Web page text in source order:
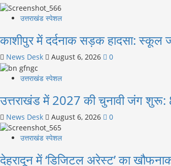
उत्तराखंड स्पेशल
काशीपुर में दर्दनाक सड़क हादसा: स्कूल
News Desk August 6, 2026 0
उत्तराखंड स्पेशल
उत्तराखंड में 2027 की चुनावी जंग शुरू:
News Desk August 6, 2026 0
उत्तराखंड स्पेशल
देहरादून में ‘डिजिटल अरेस्ट’ का